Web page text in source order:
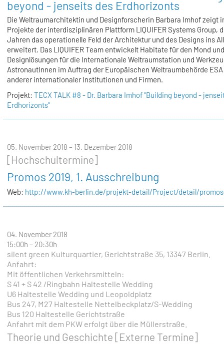
beyond - jenseits des Erdhorizonts
Die Weltraumarchitektin und Designforscherin Barbara Imhof zeigt
Projekte der interdisziplinären Plattform LIQUIFER Systems Group,
Jahren das operationelle Feld der Architektur und des Designs ins All
erweitert. Das LIQUIFER Team entwickelt Habitate für den Mond
Designlösungen für die Internationale Weltraumstation und
AstronautInnen im Auftrag der Europäischen Weltraumbehörde
anderer internationaler Institutionen und Firmen.
Projekt: TECX TALK #8 - Dr. Barbara Imhof "Building beyond -
Erdhorizonts"
05. November 2018 – 13. Dezember 2018
[Hochschultermine]
Promos 2019, 1. Ausschreibung
Web: http://www.kh-berlin.de/projekt-detail/Project/detail/
04. November 2018
15:00h – 20:30h
silent green Kulturquartier, Gerichtstraße 35, 13347 Berlin.
Anfahrt:
Mit öffentlichen Verkehrsmitteln:
S 41 + S 42 /Ringbahn Haltestelle Wedding
U6 Haltestelle Wedding und Leopoldplatz
Bus 247, M27 Haltestelle Nettelbeckplatz/S-Wedding
Bus 120 Haltestelle Gerichtstraße
Anfahrt mit dem PKW erfolgt über die Müllerstraße.
Theorie und Geschichte [Externe Termine]